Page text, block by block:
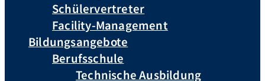
Schülervertreter
Facility-Management
Bildungsangebote
Berufsschule
Technische Ausbildung